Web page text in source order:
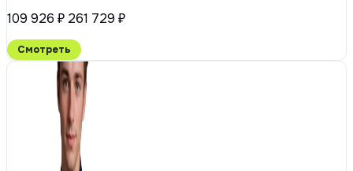
109 926 ₽ 261 729 ₽
Смотреть